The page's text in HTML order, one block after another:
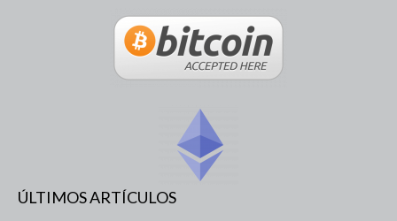
ÚLTIMOS ARTÍCULOS